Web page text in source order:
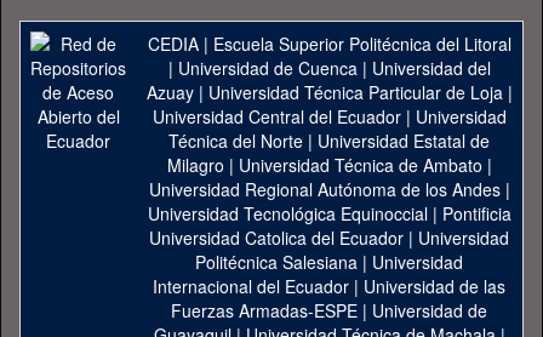
CEDIA| Escuela Superior Politécnica del Litoral
| Universidad de Cuenca| Universidad del
Azuay| Universidad Técnica Particular de Loja|
Universidad Central del Ecuador| Universidad
Técnica del Norte | Universidad Estatal de
Milagro | Universidad Técnica de Ambato |
Universidad Regional Autónoma de los Andes|
Universidad Tecnológica Equinoccial| Pontificia
Universidad Catolica del Ecuador | Universidad
Politécnica Salesiana | Universidad
Internacional del Ecuador | Universidad de las
Fuerzas Armadas-ESPE | Universidad de